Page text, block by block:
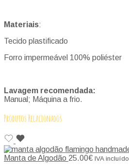
Materiais:
Tecido plastificado
Forro impermeável 100% poliéster
Lavagem recomendada:
Manual; Máquina a frio.
Produtos Relacionados
Manta de Algodão 25.00€ IVA incluído